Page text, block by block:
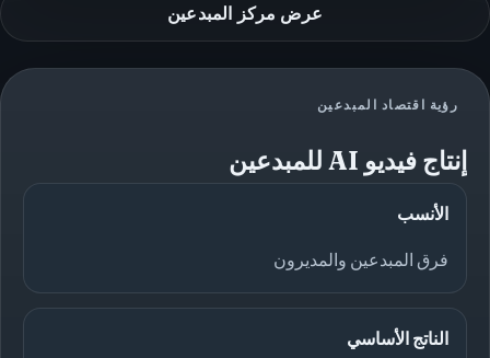
عرض مركز المبدعين
رؤية اقتصاد المبدعين
إنتاج فيديو AI للمبدعين
الأنسب
فرق المبدعين والمديرون
الناتج الأساسي